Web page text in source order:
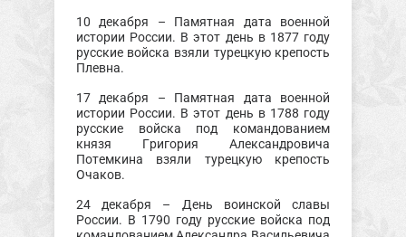
10 декабря – Памятная дата военной
истории России. В этот день в 1877 году
русские войска взяли турецкую крепость
Плевна.
17 декабря – Памятная дата военной
истории России. В этот день в 1788 году
русские войска под командованием
князя Григория Александровича
Потемкина взяли турецкую крепость
Очаков.
24 декабря – День воинской славы
России. В 1790 году русские войска под